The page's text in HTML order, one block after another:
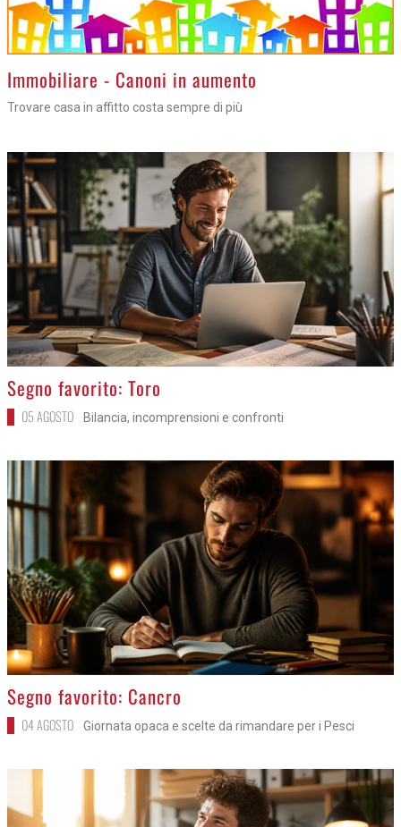
>Immobiliare - Canoni in aumento
Trovare casa in affitto costa sempre di più
>
Segno favorito: Toro
05 AGOSTO Bilancia, incomprensioni e confronti
>
Segno favorito: Cancro
04 AGOSTO Giornata opaca e scelte da rimandare per i Pesci